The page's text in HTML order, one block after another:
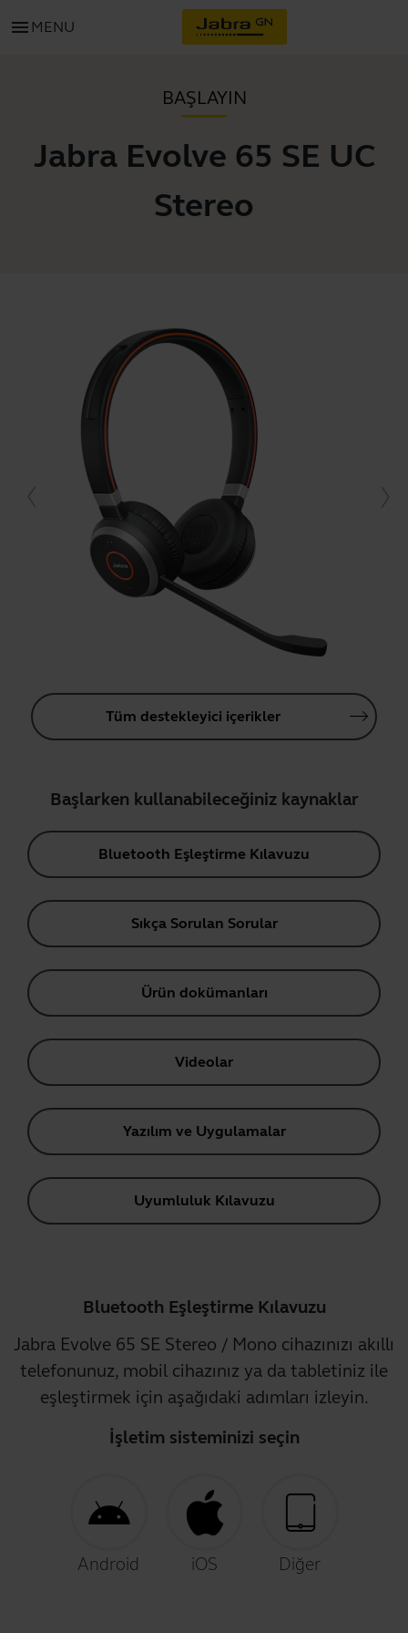
menu MENU
BAŞLAYIN
Jabra Evolve 65 SE UC
Stereo
Tüm destekleyici içerikler
Başlarken kullanabileceğiniz kaynaklar
Bluetooth Eşleştirme Kılavuzu
Sıkça Sorulan Sorular
Ürün dokümanları
Videolar
Yazılım ve Uygulamalar
Uyumluluk Kılavuzu
Bluetooth Eşleştirme Kılavuzu
Jabra Evolve 65 SE Stereo / Mono cihazınızı akıllı
telefonunuz, mobil cihazınız ya da tabletiniz ile
eşleştirmek için aşağıdaki adımları izleyin.
İşletim sisteminizi seçin
Android iOS Diğer